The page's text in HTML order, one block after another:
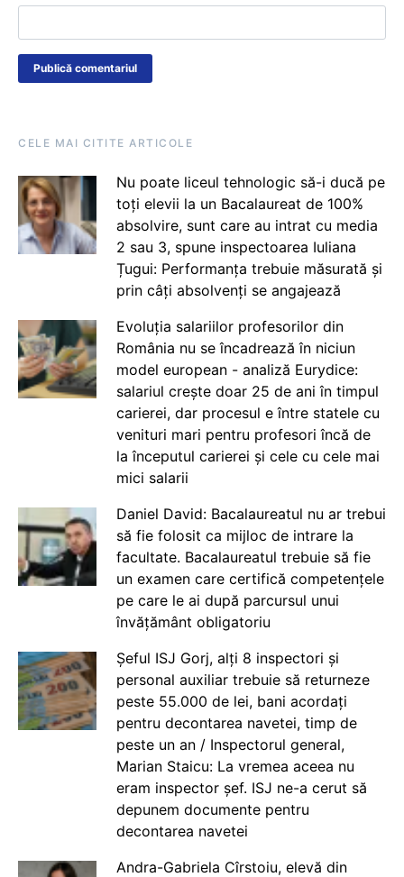
CELE MAI CITITE ARTICOLE
Nu poate liceul tehnologic să-i ducă pe
toți elevii la un Bacalaureat de 100%
absolvire, sunt care au intrat cu media
2 sau 3, spune inspectoarea Iuliana
Țugui: Performanța trebuie măsurată și
prin câți absolvenți se angajează
Evoluția salariilor profesorilor din
România nu se încadrează în niciun
model european - analiză Eurydice:
salariul crește doar 25 de ani în timpul
carierei, dar procesul e între statele cu
venituri mari pentru profesori încă de
la începutul carierei și cele cu cele mai
mici salarii
Daniel David: Bacalaureatul nu ar trebui
să fie folosit ca mijloc de intrare la
facultate. Bacalaureatul trebuie să fie
un examen care certifică competențele
pe care le ai după parcursul unui
învățământ obligatoriu
Șeful ISJ Gorj, alți 8 inspectori și
personal auxiliar trebuie să returneze
peste 55.000 de lei, bani acordați
pentru decontarea navetei, timp de
peste un an / Inspectorul general,
Marian Staicu: La vremea aceea nu
eram inspector șef. ISJ ne-a cerut să
depunem documente pentru
decontarea navetei
Andra-Gabriela Cîrstoiu, elevă din